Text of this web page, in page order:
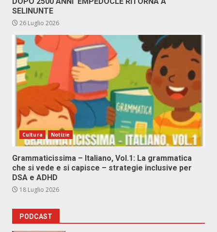
SELINUNTE
26 Luglio 2026
Cultura Notizie
Grammaticissima – Italiano, Vol.1: La grammatica
che si vede e si capisce – strategie inclusive per
DSA e ADHD
18 Luglio 2026
PODCAST